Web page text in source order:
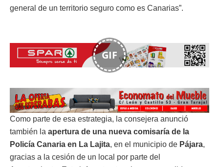
general de un territorio seguro como es Canarias”.
GIF
Como parte de esa estrategia, la consejera anunció
también la apertura de una nueva comisaría de la
Policía Canaria en La Lajita, en el municipio de Pájara,
gracias a la cesión de un local por parte del